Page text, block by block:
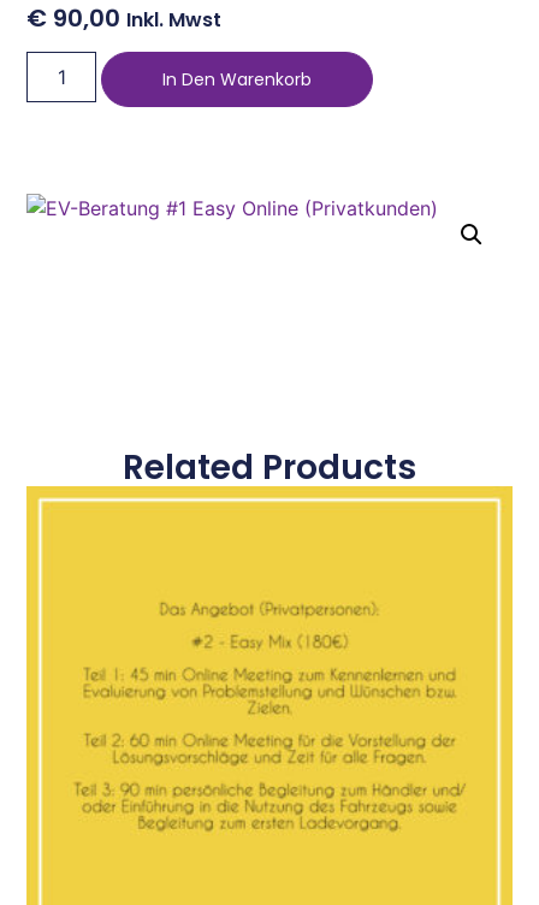
€ 90,00 Inkl. Mwst
In Den Warenkorb
Related Products